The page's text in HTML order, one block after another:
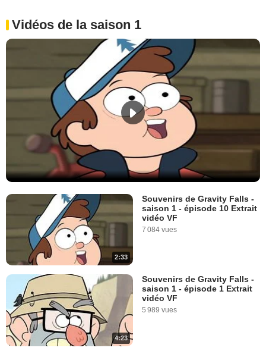
Vidéos de la saison 1
2:33
Souvenirs de Gravity Falls -
saison 1 - épisode 10 Extrait
vidéo VF
7 084 vues
4:23
Souvenirs de Gravity Falls -
saison 1 - épisode 1 Extrait
vidéo VF
5 989 vues